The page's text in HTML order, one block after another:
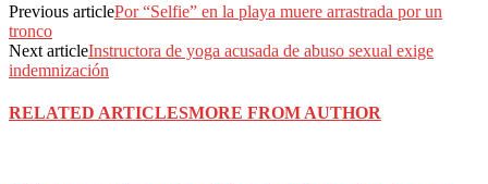
Previous articlePor “Selfie” en la playa muere arrastrada por un
tronco
Next articleInstructora de yoga acusada de abuso sexual exige
indemnización
RELATED ARTICLESMORE FROM AUTHOR